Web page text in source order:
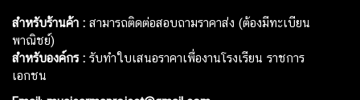
สำหรับร้านค้า : สามารถติดต่อสอบถามราคาส่ง (ต้องมีทะเบียน
พาณิชย์)
สำหรับองค์กร : รับทำใบเสนอราคาเพื่องานโรงเรียน ราชการ
เอกชน